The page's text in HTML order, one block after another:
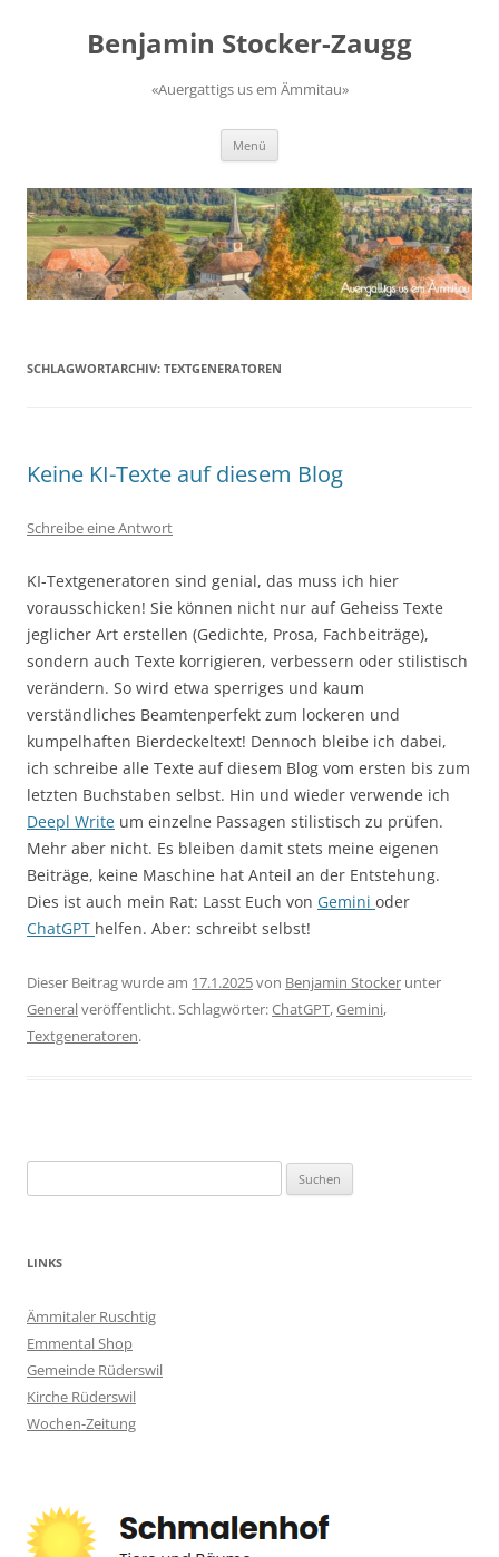
springenBenjamin Stocker-Zaugg
«Auergattigs us em Ämmitau»
Menü
SCHLAGWORTARCHIV: TEXTGENERATOREN
Keine KI-Texte auf diesem Blog
Schreibe eine Antwort
KI-Textgeneratoren sind genial, das muss ich hier
vorausschicken! Sie können nicht nur auf Geheiss Texte
jeglicher Art erstellen (Gedichte, Prosa, Fachbeiträge),
sondern auch Texte korrigieren, verbessern oder stilistisch
verändern. So wird etwa sperriges und kaum
verständliches Beamtenperfekt zum lockeren und
kumpelhaften Bierdeckeltext! Dennoch bleibe ich dabei,
ich schreibe alle Texte auf diesem Blog vom ersten bis zum
letzten Buchstaben selbst. Hin und wieder verwende ich
Deepl Write um einzelne Passagen stilistisch zu prüfen.
Mehr aber nicht. Es bleiben damit stets meine eigenen
Beiträge, keine Maschine hat Anteil an der Entstehung.
Dies ist auch mein Rat: Lasst Euch von Gemini oder
ChatGPT helfen. Aber: schreibt selbst!
Dieser Beitrag wurde am 17.1.2025von Benjamin Stocker unter
Generalveröffentlicht. Schlagwörter:ChatGPT,Gemini,
Textgeneratoren.
nach:
LINKS
Ämmitaler Ruschtig
Emmental Shop
Gemeinde Rüderswil
Kirche Rüderswil
Wochen-Zeitung